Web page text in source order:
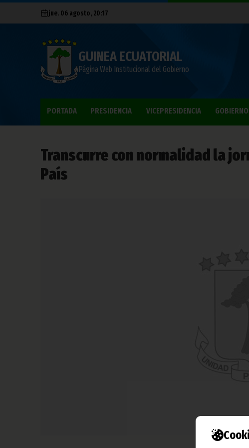
jue. 06 agosto, 20:17
GUINEA ECUATORIAL
Página Web Institucional del Gobierno
PORTADA PRESIDENCIA VICEPRESIDENCIA GOBIERNO
Transcurre con normalidad la
País